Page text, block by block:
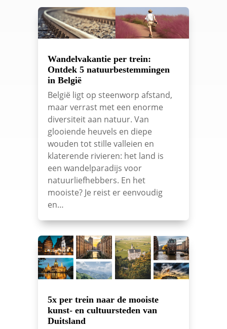
Wandelvakantie per trein:
Ontdek 5 natuurbestemmingen
in België
België ligt op steenworp afstand,
maar verrast met een enorme
diversiteit aan natuur. Van
glooiende heuvels en diepe
wouden tot stille valleien en
klaterende rivieren: het land is
een wandelparadijs voor
natuurliefhebbers. En het
mooiste? Je reist er eenvoudig
en…
5x per trein naar de mooiste
kunst- en cultuursteden van
Duitsland